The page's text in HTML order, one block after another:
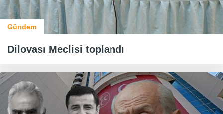
Gündem
Dilovası Meclisi toplandı